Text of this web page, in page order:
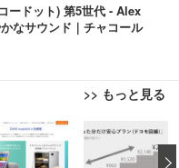
ードット) 第5世代 - Alex
なサウンド｜チャコール
>> もっと見る
ア 椅子 テレワーク 疲れな
ト コンパクト 約105度ロッ
回転 座面昇降 強化ナイロ
ミアムモニター | FlexScan
UHD・USB Type-C・ホワ
トシーツ 薄型 レギュラー 1
ト 300枚